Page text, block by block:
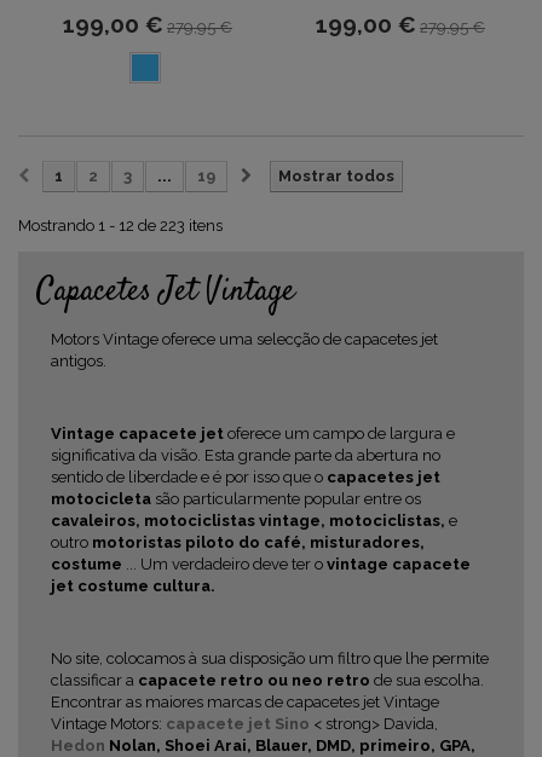
199,00 € 279,95 € 199,00 € 279,95 €
Mostrar todos
1 2 3 ... 19
Mostrando 1 - 12 de 223 itens
Capacetes Jet Vintage
Motors Vintage oferece uma selecção de capacetes jet
antigos.
Vintage capacete jet oferece um campo de largura e
significativa da visão. Esta grande parte da abertura no
sentido de liberdade e é por isso que o capacetes jet
motocicleta são particularmente popular entre os
cavaleiros, motociclistas vintage, motociclistas, e
outro motoristas piloto do café, misturadores,
costume ... Um verdadeiro deve ter o vintage capacete
jet costume cultura.
No site, colocamos à sua disposição um filtro que lhe permite
classificar a capacete retro ou neo retro de sua escolha.
Encontrar as maiores marcas de capacetes jet Vintage
Vintage Motors: capacete jet Sino < strong> Davida,
Hedon Nolan, Shoei Arai, Blauer, DMD, primeiro, GPA,